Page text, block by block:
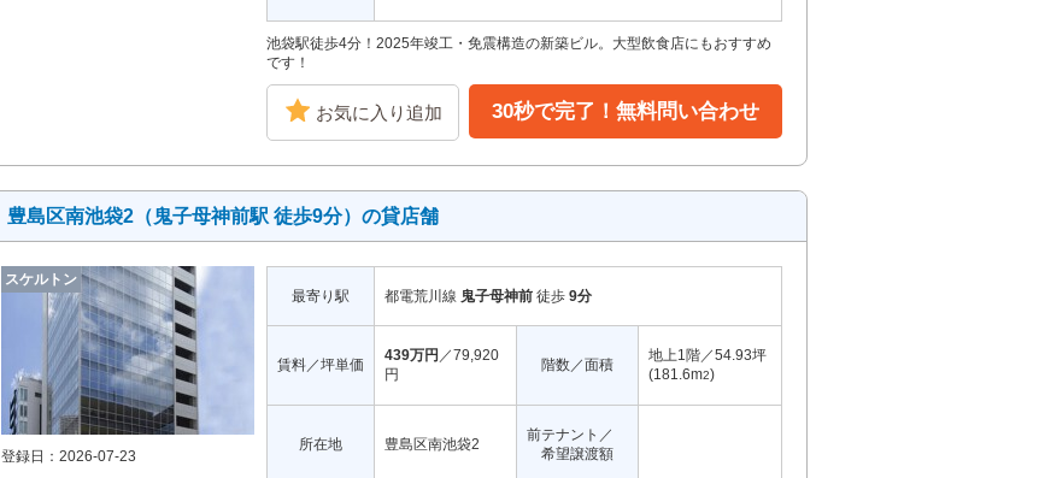
池袋駅徒歩4分！2025年竣工・免震構造の新築ビル。大型飲食店にもおすすめ
です！
お気に入り追加 30秒で完了！無料問い合わせ
豊島区南池袋2（鬼子母神前駅 徒歩9分）の貸店舗
スケルトン
登録日：2026-07-23
最寄り駅 都電荒川線 鬼子母神前 徒歩 9分
賃料／坪単価
439万円 ／79,920
円
階数／面積
地上1階／54.93坪
(181.6m2)
所在地 豊島区南池袋2
前テナント／
希望譲渡額